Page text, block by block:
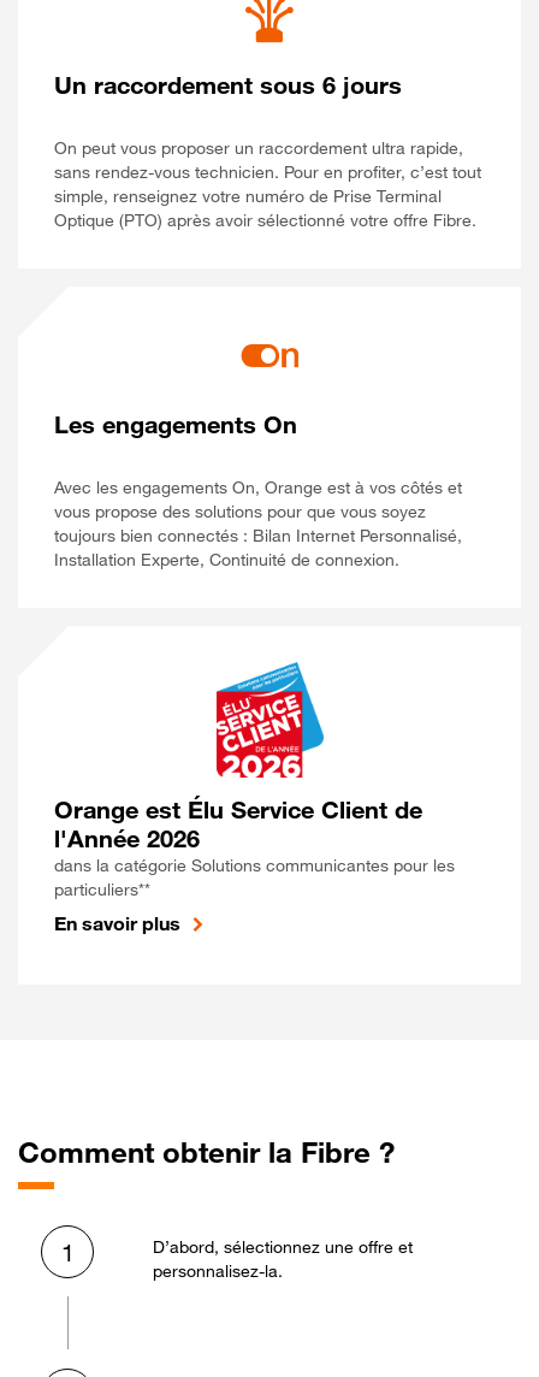
Un raccordement sous 6 jours
On peut vous proposer un raccordement ultra rapide,
sans rendez-vous technicien. Pour en profiter, c’est tout
simple, renseignez votre numéro de Prise Terminal
Optique (PTO) après avoir sélectionné votre offre Fibre.
Les engagements On
Avec les engagements On, Orange est à vos côtés et
vous propose des solutions pour que vous soyez
toujours bien connectés : Bilan Internet Personnalisé,
Installation Experte, Continuité de connexion.
Orange est Élu Service Client de
l'Année 2026
dans la catégorie Solutions communicantes pour les
particuliers**
En savoir plus
Comment obtenir la Fibre ?
1
D’abord, sélectionnez une offre et
personnalisez-la.